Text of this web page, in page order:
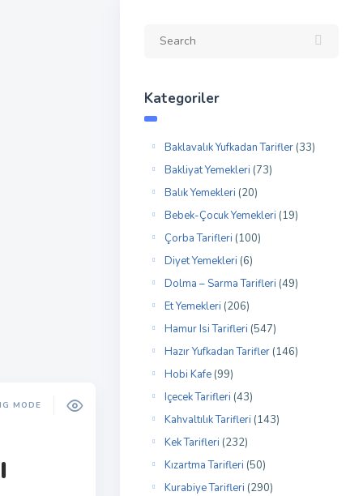
MODE
Kategoriler
Baklavalık Yufkadan Tarifler (33)
Bakliyat Yemekleri (73)
Balık Yemekleri (20)
Bebek-Çocuk Yemekleri (19)
Çorba Tarifleri (100)
Diyet Yemekleri (6)
Dolma – Sarma Tarifleri (49)
Et Yemekleri (206)
Hamur Isi Tarifleri (547)
Hazır Yufkadan Tarifler (146)
Hobi Kafe (99)
Içecek Tarifleri (43)
Kahvaltılık Tarifleri (143)
Kek Tarifleri (232)
Kızartma Tarifleri (50)
Kurabiye Tarifleri (290)